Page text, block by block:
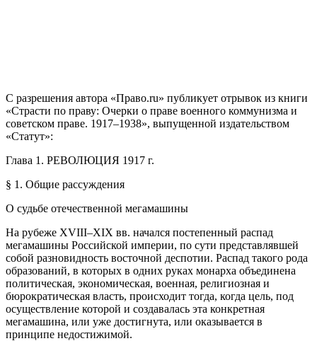
С разрешения автора «Право.ru» публикует отрывок из книги
«Страсти по праву: Очерки о праве военного коммунизма и
советском праве. 1917–1938», выпущенной издательством
«Статут»:
Глава 1. РЕВОЛЮЦИЯ 1917 г.
§ 1. Общие рассуждения
О судьбе отечественной мегамашины
На рубеже XVIII–XIX вв. начался постепенный распад
мегамашины Российской империи, по сути представлявшей
собой разновидность восточной деспотии. Распад такого рода
образований, в которых в одних руках монарха объединена
политическая, экономическая, военная, религиозная и
бюрократическая власть, происходит тогда, когда цель, под
осуществление которой и создавалась эта конкретная
мегамашина, или уже достигнута, или оказывается в
принципе недостижимой.